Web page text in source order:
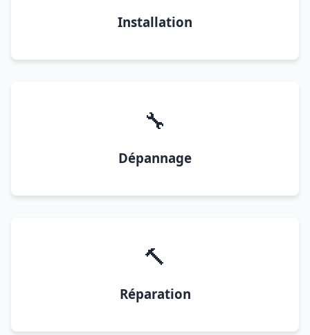
Installation
🔧
Dépannage
🔨
Réparation